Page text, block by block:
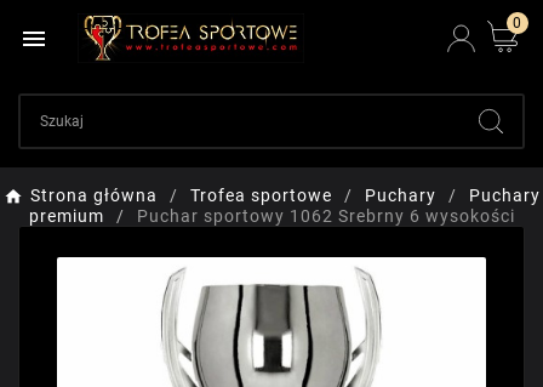

0
Strona główna Trofea sportowe Puchary
Puchary
premium
Puchar sportowy 1062 Srebrny 6 wysokości